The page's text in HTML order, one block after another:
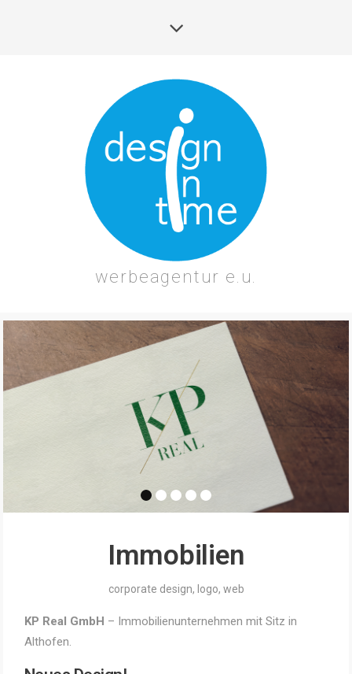
werbeagentur e.u.
Immobilien
corporate design, logo, web
KP Real GmbH – Immobilienunternehmen mit Sitz in
Althofen.